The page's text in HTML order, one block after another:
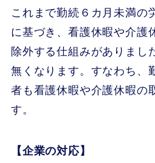
これまで勤続６カ月未満の
に基づき、看護休暇や介護
除外する仕組みがありまし
無くなります。すなわち、
者も看護休暇や介護休暇の
す。
【企業の対応】